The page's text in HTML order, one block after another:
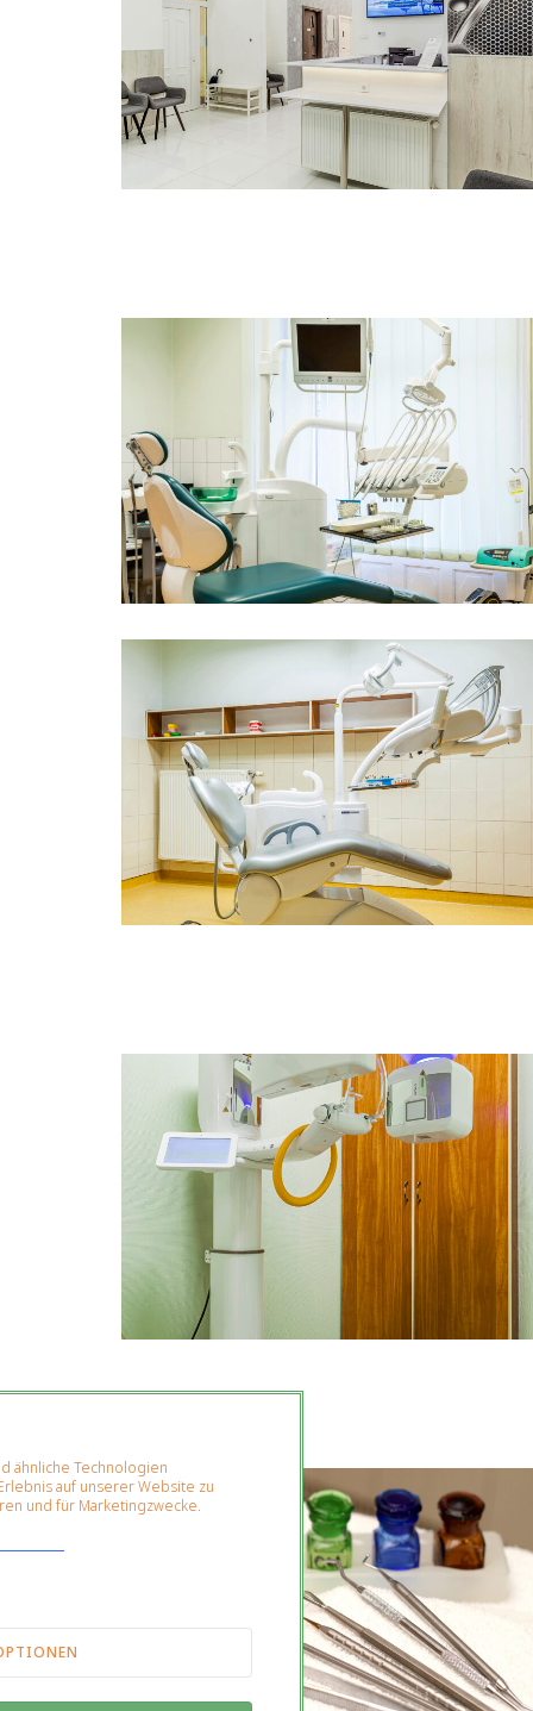
ähnliche Technologien
auf unserer Website zu
und für Marketingzwecke.